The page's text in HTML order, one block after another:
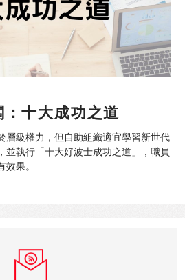
十大成功之道
層級權力，但自助組織適宜學習新世代
並執行「十大好波士成功之道」，職員
果。